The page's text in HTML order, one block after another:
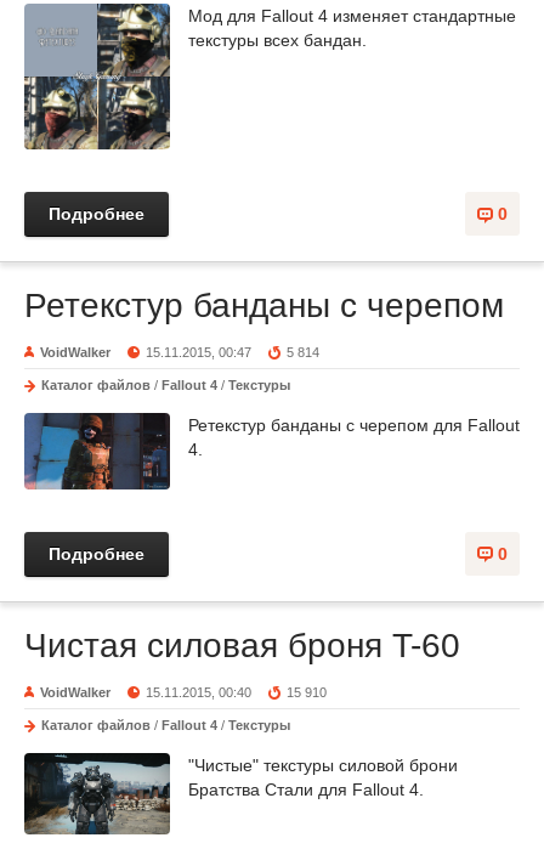
Мод для Fallout 4 изменяет стандартные
текстуры всех бандан.
0
Подробнее
Ретекстур банданы с черепом
VoidWalker 15.11.2015, 00:47 5 814
Каталог файлов / Fallout 4 / Текстуры
Ретекстур банданы с черепом для Fallout
4.
0
Подробнее
Чистая силовая броня T-60
VoidWalker 15.11.2015, 00:40 15 910
Каталог файлов / Fallout 4 / Текстуры
"Чистые" текстуры силовой брони
Братства Стали для Fallout 4.